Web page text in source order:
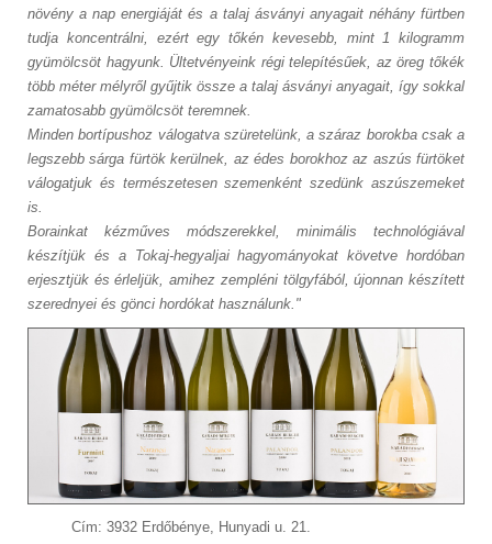
növény a nap energiáját és a talaj ásványi anyagait néhány fürtben
tudja koncentrálni, ezért egy tőkén kevesebb, mint 1 kilogramm
gyümölcsöt hagyunk. Ültetvényeink régi telepítésűek, az öreg tőkék
több méter mélyről gyűjtik össze a talaj ásványi anyagait, így sokkal
zamatosabb gyümölcsöt teremnek.
Minden bortípushoz válogatva szüretelünk, a száraz borokba csak a
legszebb sárga fürtök kerülnek, az édes borokhoz az aszús fürtöket
válogatjuk és természetesen szemenként szedünk aszúszemeket
is.
Borainkat kézműves módszerekkel, minimális technológiával
készítjük és a Tokaj-hegyaljai hagyományokat követve hordóban
erjesztjük és érleljük, amihez zempléni tölgyfából, újonnan készített
szerednyei és gönci hordókat használunk."
Cím: 3932 Erdőbénye, Hunyadi u. 21.